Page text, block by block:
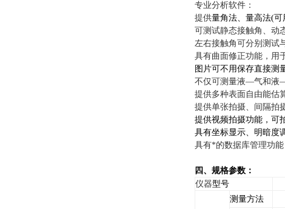
专业分析软件：
提供量角法、量高法(
可测试静态接触角、动
左右接触角可分别测试
具有曲面修正功能，用
图片可不用保存直接测
不仅可测量液—气和液
提供多种表面自由能估
提供单张拍摄、间隔拍
提供视频拍摄功能，可
具有坐标显示、明暗度
具有*的数据库管理功
四、规格参数：
仪器型号
测量方法